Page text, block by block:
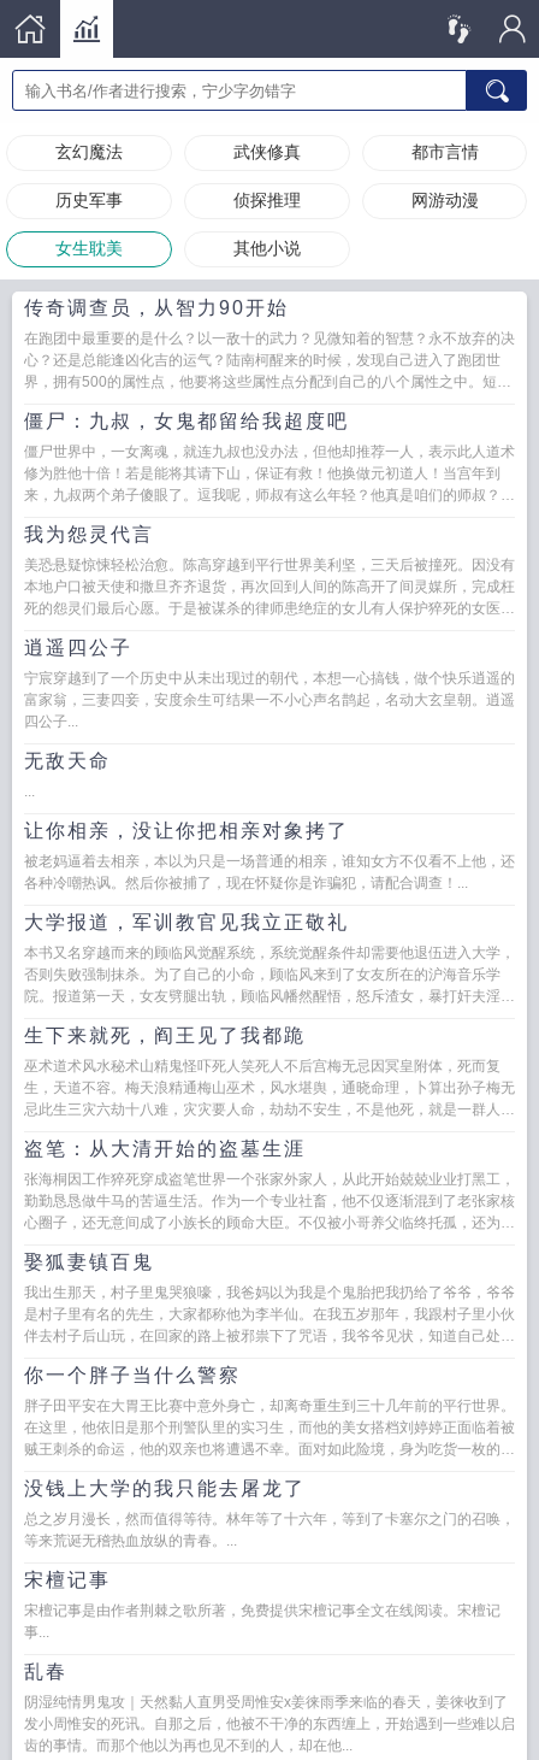
玄幻魔法 武侠修真 都市言情
历史军事 侦探推理 网游动漫
女生耽美 其他小说
传奇调查员，从智力90开始
在跑团中最重要的是什么？以一敌十的武力？见微知着的智慧？永不放弃的决
心？还是总能逢凶化吉的运气？陆南柯醒来的时候，发现自己进入了跑团世
界，拥有500的属性点，他要将这些属性点分配到自己的八个属性之中。短暂
僵尸：九叔，女鬼都留给我超度吧
僵尸世界中，一女离魂，就连九叔也没办法，但他却推荐一人，表示此人道术
修为胜他十倍！若是能将其请下山，保证有救！他换做元初道人！当宫年到
来，九叔两个弟子傻眼了。逗我呢，师叔有这么年轻？他真是咱们的师叔？！
我为怨灵代言
美恐悬疑惊悚轻松治愈。陈高穿越到平行世界美利坚，三天后被撞死。因没有
本地户口被天使和撒旦齐齐退货，再次回到人间的陈高开了间灵媒所，完成枉
死的怨灵们最后心愿。于是被谋杀的律师患绝症的女儿有人保护猝死的女医生
逍遥四公子
宁宸穿越到了一个历史中从未出现过的朝代，本想一心搞钱，做个快乐逍遥的
富家翁，三妻四妾，安度余生可结果一不小心声名鹊起，名动大玄皇朝。逍遥
四公子...
无敌天命
...
让你相亲，没让你把相亲对象拷了
被老妈逼着去相亲，本以为只是一场普通的相亲，谁知女方不仅看不上他，还
各种冷嘲热讽。然后你被捕了，现在怀疑你是诈骗犯，请配合调查！...
大学报道，军训教官见我立正敬礼
本书又名穿越而来的顾临风觉醒系统，系统觉醒条件却需要他退伍进入大学，
否则失败强制抹杀。为了自己的小命，顾临风来到了女友所在的沪海音乐学
院。报道第一天，女友劈腿出轨，顾临风幡然醒悟，怒斥渣女，暴打奸夫淫
生下来就死，阎王见了我都跪
巫术道术风水秘术山精鬼怪吓死人笑死人不后宫梅无忌因冥皇附体，死而复
生，天道不容。梅天浪精通梅山巫术，风水堪舆，通晓命理，卜算出孙子梅无
忌此生三灾六劫十八难，灾灾要人命，劫劫不安生，不是他死，就是一群人
盗笔：从大清开始的盗墓生涯
张海桐因工作猝死穿成盗笔世界一个张家外家人，从此开始兢兢业业打黑工，
勤勤恳恳做牛马的苦逼生活。作为一个专业社畜，他不仅逐渐混到了老张家核
心圈子，还无意间成了小族长的顾命大臣。不仅被小哥养父临终托孤，还为瞎
娶狐妻镇百鬼
我出生那天，村子里鬼哭狼嚎，我爸妈以为我是个鬼胎把我扔给了爷爷，爷爷
是村子里有名的先生，大家都称他为李半仙。在我五岁那年，我跟村子里小伙
伴去村子后山玩，在回家的路上被邪祟下了咒语，我爷爷见状，知道自己处理
你一个胖子当什么警察
胖子田平安在大胃王比赛中意外身亡，却离奇重生到三十几年前的平行世界。
在这里，他依旧是那个刑警队里的实习生，而他的美女搭档刘婷婷正面临着被
贼王刺杀的命运，他的双亲也将遭遇不幸。面对如此险境，身为吃货一枚的田
没钱上大学的我只能去屠龙了
总之岁月漫长，然而值得等待。林年等了十六年，等到了卡塞尔之门的召唤，
等来荒诞无稽热血放纵的青春。...
宋檀记事
宋檀记事是由作者荆棘之歌所著，免费提供宋檀记事全文在线阅读。宋檀记
事...
乱春
阴湿纯情男鬼攻｜天然黏人直男受周惟安x姜徕雨季来临的春天，姜徕收到了
发小周惟安的死讯。自那之后，他被不干净的东西缠上，开始遇到一些难以启
齿的事情。而那个他以为再也见不到的人，却在他...